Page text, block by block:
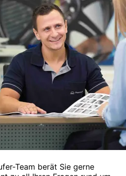
Team berät Sie gerne